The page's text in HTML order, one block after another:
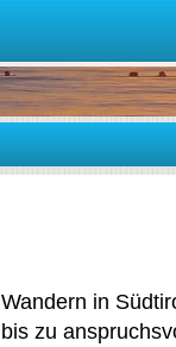
Wandern in
bis zu